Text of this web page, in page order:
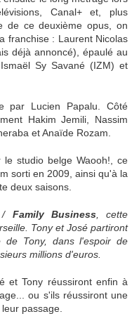
Canal+ et, plus
de ce deuxième opus, on
franchise : Laurent Nicolas
déjà annoncé), épaulé au
Sy Savané (IZM) et
par Lucien Papalu. Côté
Hakim Jemili, Nassim
et Anaïde Rozam.
studio belge Waooh!, ce
sorti en 2009, ainsi qu'à la
deux saisons.
/ Family Business, cette
Tony et José partiront
Tony, dans l'espoir de
millions d'euros.
et Tony réussiront enfin à
ou s'ils réussiront une
passage.